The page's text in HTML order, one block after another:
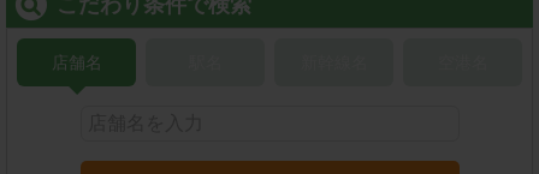
こだわり条件で検索
店舗名